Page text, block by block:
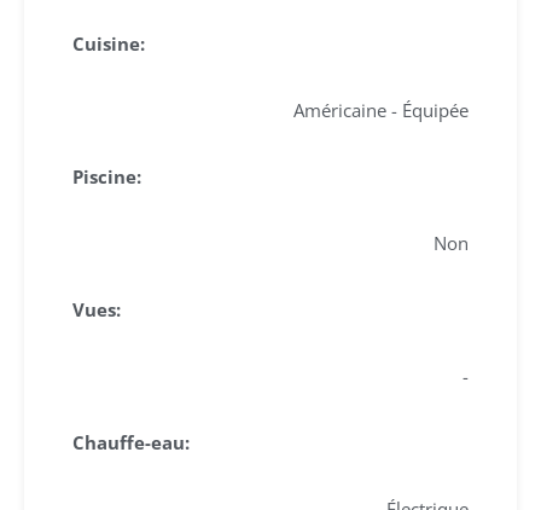
Cuisine:
Américaine - Équipée
Piscine:
Non
Vues:
-
Chauffe-eau: